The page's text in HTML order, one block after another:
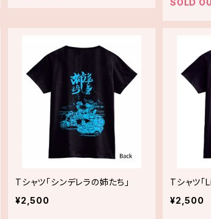
SOLD
Tシャツ「シンデレラの姉たち」
¥2,500
Tシャツ
¥2,500